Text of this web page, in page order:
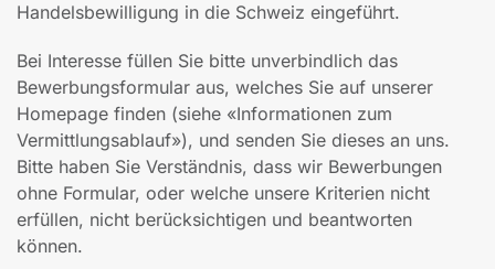
Handelsbewilligung in die Schweiz eingeführt.
Bei Interesse füllen Sie bitte unverbindlich das
Bewerbungsformular aus, welches Sie auf unserer
Homepage finden (siehe «Informationen zum
Vermittlungsablauf»), und senden Sie dieses an uns.
Bitte haben Sie Verständnis, dass wir Bewerbungen
ohne Formular, oder welche unsere Kriterien nicht
erfüllen, nicht berücksichtigen und beantworten
können.